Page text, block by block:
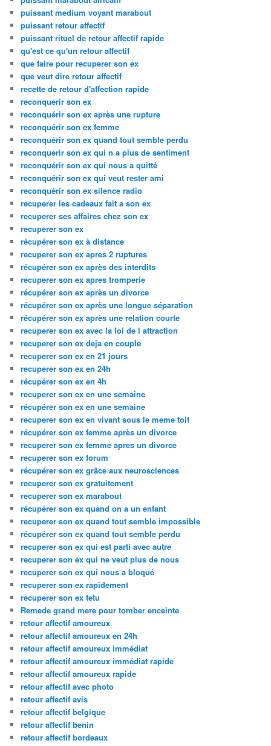
puissant medium voyant marabout
puissant retour affectif
puissant rituel de retour affectif rapide
qu'est ce qu'un retour affectif
que faire pour recuperer son ex
que veut dire retour affectif
recette de retour d'affection rapide
reconquerir son ex
reconquérir son ex après une rupture
reconquérir son ex femme
reconquérir son ex quand tout semble perdu
reconquerir son ex qui n a plus de sentiment
reconquérir son ex qui nous a quitté
reconquérir son ex qui veut rester ami
reconquérir son ex silence radio
recuperer les cadeaux fait a son ex
recuperer ses affaires chez son ex
recuperer son ex
récupérer son ex à distance
recuperer son ex apres 2 ruptures
récupérer son ex après des interdits
recuperer son ex apres tromperie
récupérer son ex après un divorce
récupérer son ex après une longue séparation
récupérer son ex après une relation courte
recuperer son ex avec la loi de l attraction
recuperer son ex deja en couple
recuperer son ex en 21 jours
recuperer son ex en 24h
récupérer son ex en 4h
recuperer son ex en une semaine
récupérer son ex en une semaine
recuperer son ex en vivant sous le meme toit
récupérer son ex femme après un divorce
recuperer son ex femme apres un divorce
recuperer son ex forum
récupérer son ex grâce aux neurosciences
recuperer son ex gratuitement
recuperer son ex marabout
récupérer son ex quand on a un enfant
recuperer son ex quand tout semble impossible
récupérer son ex quand tout semble perdu
recuperer son ex qui est parti avec autre
recuperer son ex qui ne veut plus de nous
recuperer son ex qui nous a bloqué
recuperer son ex rapidement
recuperer son ex tetu
Remede grand mere pour tomber enceinte
retour affectif amoureux
retour affectif amoureux en 24h
retour affectif amoureux immédiat
retour affectif amoureux immédiat rapide
retour affectif amoureux rapide
retour affectif avec photo
retour affectif avis
retour affectif belgique
retour affectif benin
retour affectif bordeaux